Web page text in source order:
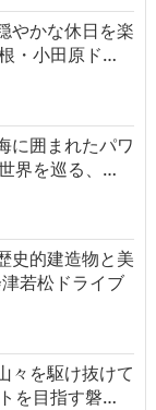
やかな休日を楽
・小田原ド…
に囲まれたパワ
界を巡る、…
史的建造物と美
若松ドライブ
々を駆け抜けて
を目指す磐…